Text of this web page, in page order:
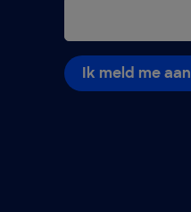
Ik meld me aan